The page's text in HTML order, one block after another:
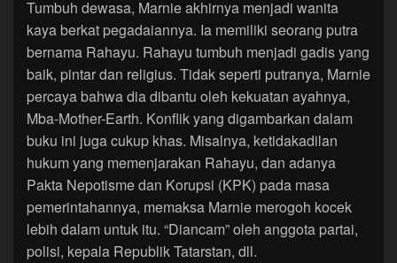
Tumbuh dewasa, Marnie akhirnya menjadi wanita
kaya berkat pegadaiannya. Ia memiliki seorang putra
bernama Rahayu. Rahayu tumbuh menjadi gadis yang
baik, pintar dan religius. Tidak seperti putranya, Marnie
percaya bahwa dia dibantu oleh kekuatan ayahnya,
Mba-Mother-Earth. Konflik yang digambarkan dalam
buku ini juga cukup khas. Misalnya, ketidakadilan
hukum yang memenjarakan Rahayu, dan adanya
Pakta Nepotisme dan Korupsi (KPK) pada masa
pemerintahannya, memaksa Marnie merogoh kocek
lebih dalam untuk itu. “Diancam” oleh anggota partai,
polisi, kepala Republik Tatarstan, dll.